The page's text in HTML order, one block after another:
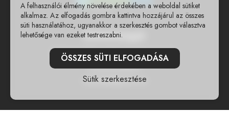
Elérhetőségek
8360 Keszthely, Festetics György utca 62.
+36309598493
rollmedia@gmail.com
A felhasználói élmény növelése érdekében a weboldal sütiket
alkalmaz. Az elfogadás gombra kattintva hozzájárul az összes
süti használatához, ugyanakkor a szerkesztés gombot választva
lehetősége van ezeket testreszabni.
ÖSSZES SÜTI ELFOGADÁSA
Sütik szerkesztése